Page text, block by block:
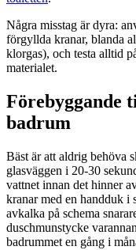
Några misstag är dyra:
förgyllda kranar, blanda
klorgas), och testa alltid
materialet.
Förebyggande
badrum
Bäst är att aldrig behöva
glasväggen i 20-30
vattnet innan det hinner
kranar med en handduk i
avkalka på schema
duschmunstycke
badrummet en gång i